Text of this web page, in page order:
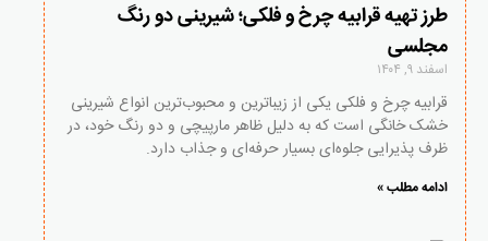
طرز تهیه قرابیه چرخ و فلکی؛ شیرینی دو رنگ
مجلسی
اسفند ۹, ۱۴۰۴
قرابیه چرخ و فلکی یکی از زیباترین و محبوب‌ترین انواع شیرینی
خشک خانگی است که به دلیل ظاهر مارپیچی و دو رنگ خود، در
ظرف پذیرایی جلوه‌ای بسیار حرفه‌ای و جذاب دارد.
ادامه مطلب »